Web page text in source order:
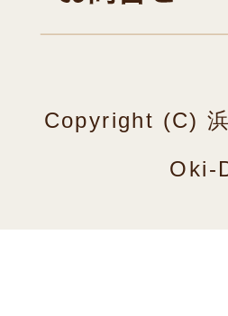
Copyright (C)
Oki-